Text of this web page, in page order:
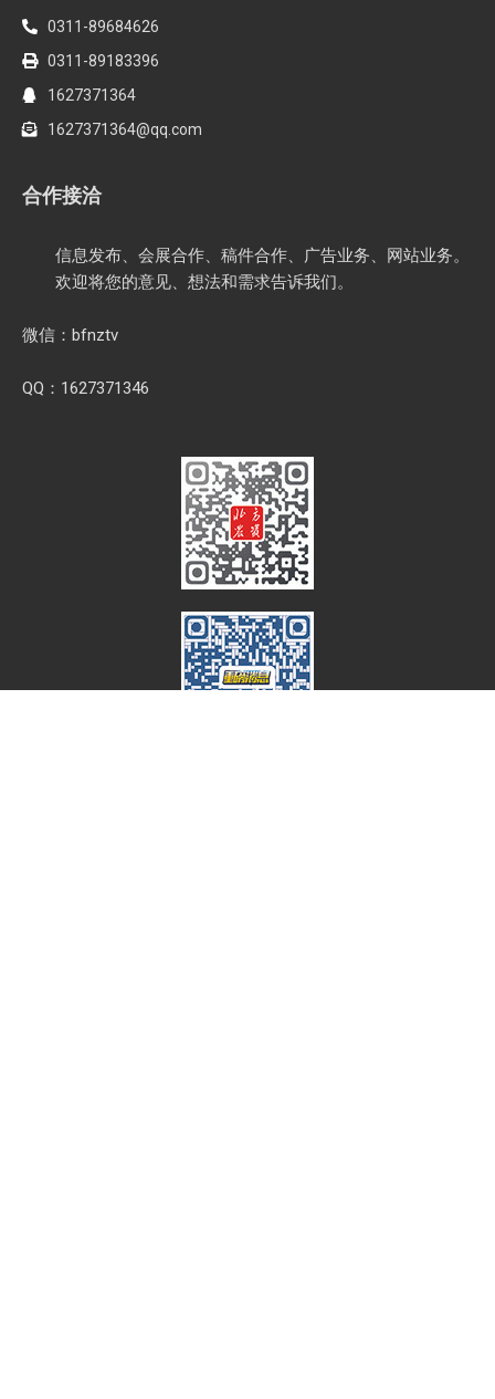
0311-89684626
0311-89183396
1627371364
1627371364@qq.com
合作接洽
信息发布、会展合作、稿件合作、广告业务、网站业务。
欢迎将您的意见、想法和需求告诉我们。
微信：bfnztv
QQ：1627371346